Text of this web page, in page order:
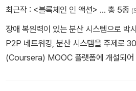
는 시스템에 기록해야 할 트랜잭
4. 컨트랙트 이름, 데이터 애셋, 함수, 함
최근작 : <블록체인 인 액션> … 총 5종 (
장애 복원력이 있는 분산 시스템으로 박
P2P 네트워킹, 분산 시스템을 주제로
(Coursera) MOOC 플랫폼에 개설되어